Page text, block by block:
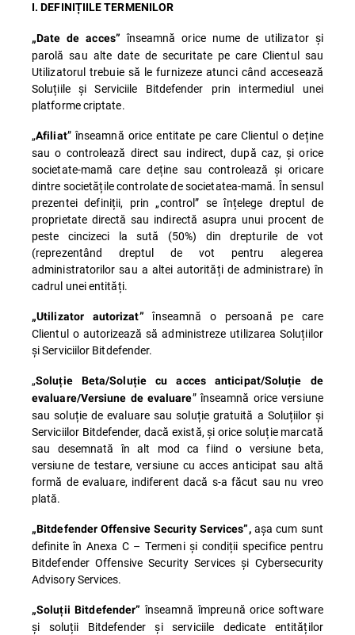
I. DEFINIȚIILE TERMENILOR
„Date de acces” înseamnă orice nume de utilizator și
parolă sau alte date de securitate pe care Clientul sau
Utilizatorul trebuie să le furnizeze atunci când accesează
Soluțiile și Serviciile Bitdefender prin intermediul unei
platforme criptate.
„Afiliat” înseamnă orice entitate pe care Clientul o deține
sau o controlează direct sau indirect, după caz, și orice
societate-mamă care deține sau controlează și oricare
dintre societățile controlate de societatea-mamă. În sensul
prezentei definiții, prin „control” se înțelege dreptul de
proprietate directă sau indirectă asupra unui procent de
peste cincizeci la sută (50%) din drepturile de vot
(reprezentând dreptul de vot pentru alegerea
administratorilor sau a altei autorități de administrare) în
cadrul unei entități.
„Utilizator autorizat”înseamnă o persoană pe care
Clientul o autorizează să administreze utilizarea Soluțiilor
și Serviciilor Bitdefender.
„Soluție Beta/Soluție cu acces anticipat/Soluție de
evaluare/Versiune de evaluare” înseamnă orice versiune
sau soluție de evaluare sau soluție gratuită a Soluțiilor și
Serviciilor Bitdefender, dacă există, și orice soluție marcată
sau desemnată în alt mod ca fiind o versiune beta,
versiune de testare, versiune cu acces anticipat sau altă
formă de evaluare, indiferent dacă s-a făcut sau nu vreo
plată.
„Bitdefender Offensive Security Services”, așa cum sunt
definite în Anexa C – Termeni și condiții specifice pentru
Bitdefender Offensive Security Services și Cybersecurity
Advisory Services.
„Soluții Bitdefender” înseamnă împreună orice software
și soluții Bitdefender și serviciile dedicate entităților